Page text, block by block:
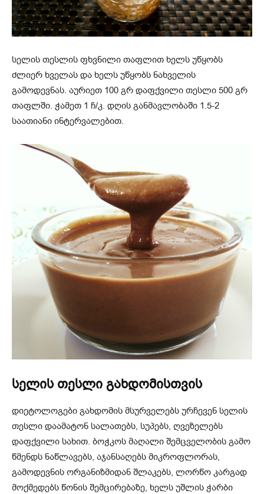
სელის თესლის ფხვნილი თაფლით ხელს უწყობს
ძლიერ ხველას და ხელს უწყობს ნახველის
გამოდევნას. აურიეთ 100 გრ დაფქვილი თესლი 500 გრ
თაფლში. ჭამეთ 1 ჩ/კ. დღის განმავლობაში 1.5-2
საათიანი ინტერვალებით.
სელის თესლი გახდომისთვის
დიეტოლოგები გახდომის მსურველებს ურჩევენ სელის
თესლი დაამატონ სალათებს, სუპებს, ღვეზელებს
დაფქვილი სახით. ბოჭკოს მაღალი შემცველობის გამო
წმენდს ნაწლავებს, აჯანსაღებს მიკროფლორას,
გამოდევნის ორგანიზმიდან შლაკებს, ლორწო კარგად
მოქმედებს წონის შემცირებაზე, ხელს უშლის ჭარბი